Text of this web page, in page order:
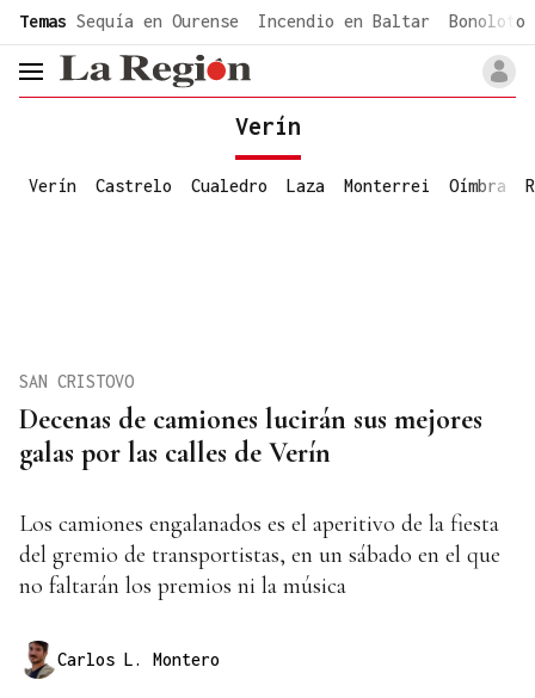
common.go-to-content
Temas Sequía en Ourense Incendio en Baltar Bonoloto
header.menu.open
Verín
Verín Castrelo Cualedro Laza Monterrei Oímbra
Decenas de camiones lucirán sus mejores
galas por las calles de Verín
SAN CRISTOVO
Los camiones engalanados es el aperitivo de la fiesta
del gremio de transportistas, en un sábado en el que
no faltarán los premios ni la música
Carlos L. Montero